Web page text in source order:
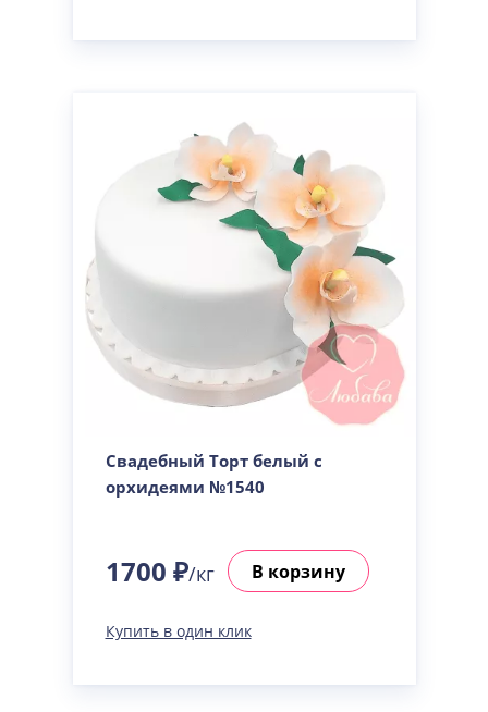
Свадебный Торт белый с
орхидеями №1540
1700 ₽/кг В корзину
Купить в один клик